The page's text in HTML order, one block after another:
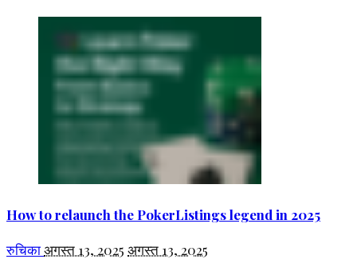
How to relaunch the PokerListings legend in 2025
रुचिकाअगस्त 13, 2025 अगस्त 13, 2025